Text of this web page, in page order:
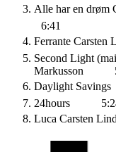
Alle har en drøm
6:41
Ferrante Carsten
Second Light
Markusson
Daylight Savings
24hours
Luca Carsten